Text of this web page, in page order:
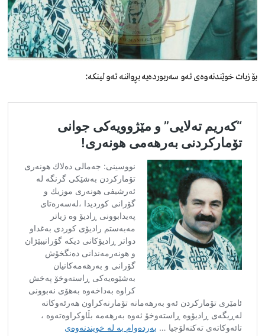
بۆ زیات خوێندنەوەی ئەو سەربوردەیە بڕواننە ئەو لینکە: